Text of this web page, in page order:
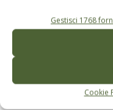
Gestisci 1768
Cookie
© Tecniche Nuove Spa. Tutti
20157 Milano | Codice
Registrazione Tribunale di
registrata presso il tribunale di
ROC "Poste italiane Spa -
DCB Milano" Roc n. 24344 del